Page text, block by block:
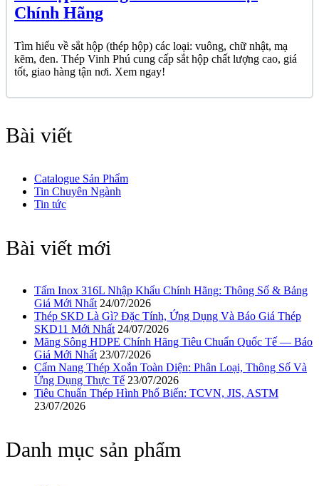
Chính Hãng
Tìm hiểu về sắt hộp (thép hộp) các loại: vuông, chữ nhật, mạ
kẽm, đen. Thép Vinh Phú cung cấp sắt hộp chất lượng cao, giá
tốt, giao hàng tận nơi. Xem ngay!
Bài viết
Catalogue Sản Phẩm
Tin Chuyên Ngành
Tin tức
Bài viết mới
Tấm Inox 316L Nhập Khẩu Chính Hãng: Thông Số & Bảng
Giá Mới Nhất 24/07/2026
Thép SKD Là Gì? Đặc Tính, Ứng Dụng Và Báo Giá Thép
SKD11 Mới Nhất 24/07/2026
Măng Sông HDPE Chính Hãng Tiêu Chuẩn Quốc Tế — Báo
Giá Mới Nhất 23/07/2026
Cẩm Nang Thép Xoắn Toàn Diện: Phân Loại, Thông Số Và
Ứng Dụng Thực Tế 23/07/2026
Tiêu Chuẩn Thép Hình Phổ Biến: TCVN, JIS, ASTM
23/07/2026
Danh mục sản phẩm